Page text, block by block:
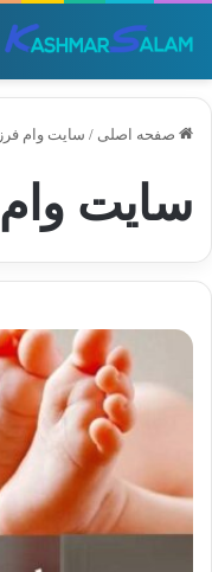
صفحه اصلی / سایت وام
سایت